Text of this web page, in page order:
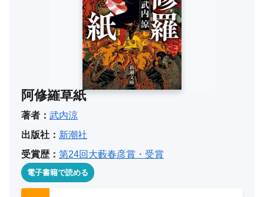
阿修羅草紙
著者： 武内涼
出版社： 新潮社
受賞歴： 第24回大藪春彦賞・受賞
電子書籍で読める